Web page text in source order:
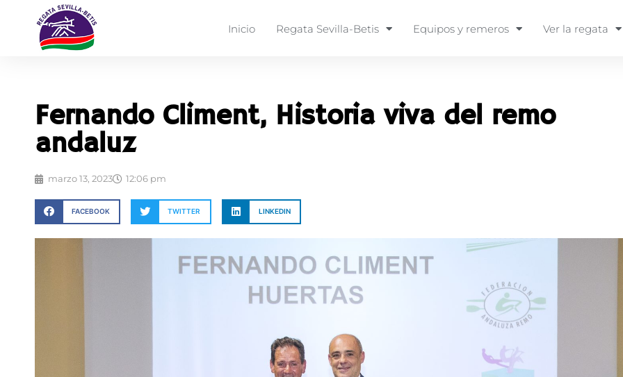
Inicio Regata Sevilla-Betis Equipos y remeros Ver la regata
Fernando Climent, Historia viva del remo
andaluz
marzo 13, 2023 12:06 pm
FACEBOOK TWITTER LINKEDIN